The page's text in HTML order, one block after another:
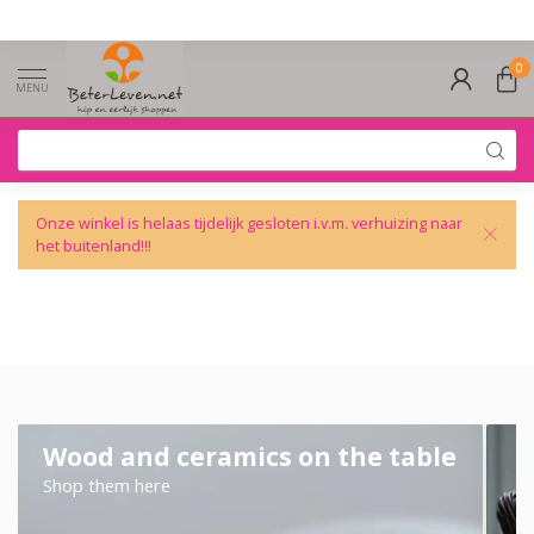
MENU
0
Onze winkel is helaas tijdelijk gesloten i.v.m. verhuizing naar
het buitenland!!!
Wood and ceramics on the table
Shop them here